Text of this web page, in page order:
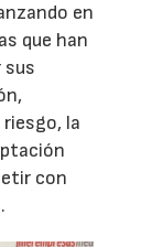
en
que han
sus
la
con